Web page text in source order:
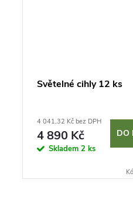
Světelné cihly 12 ks
4 041,32 Kč bez DPH
4 890 Kč
Skladem 2 ks
DO